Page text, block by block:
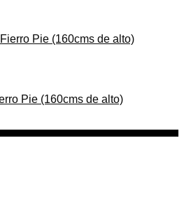
Pie (160cms de alto)